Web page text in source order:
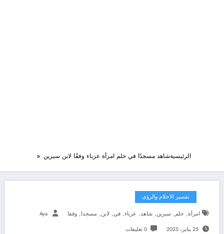
الرئيسيةشاهد مسجدًا في حلم امرأة عزباء وفقًا لابن سيرين
تفسير الاحلام والرؤى
امرأة, حلم, سيرين, شاهد, عزباء, في, لابن, مسجدا, وفقا Aya
25 يناير، 2025 0 تعليقات